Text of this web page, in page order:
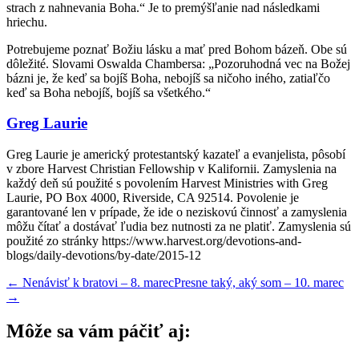
strach z nahnevania Boha.“ Je to premýšľanie nad následkami
hriechu.
Potrebujeme poznať Božiu lásku a mať pred Bohom bázeň. Obe sú
dôležité. Slovami Oswalda Chambersa: „Pozoruhodná vec na Božej
bázni je, že keď sa bojíš Boha, nebojíš sa ničoho iného, zatiaľčo
keď sa Boha nebojíš, bojíš sa všetkého.“
Greg Laurie
Greg Laurie je americký protestantský kazateľ a evanjelista, pôsobí
v zbore Harvest Christian Fellowship v Kalifornii. Zamyslenia na
každý deň sú použité s povolením Harvest Ministries with Greg
Laurie, PO Box 4000, Riverside, CA 92514. Povolenie je
garantované len v prípade, že ide o neziskovú činnosť a zamyslenia
môžu čítať a dostávať ľudia bez nutnosti za ne platiť. Zamyslenia sú
použité zo stránky https://www.harvest.org/devotions-and-
blogs/daily-devotions/by-date/2015-12
← Nenávisť k bratovi – 8. marecPresne taký, aký som – 10. marec
→
Môže sa vám páčiť aj: